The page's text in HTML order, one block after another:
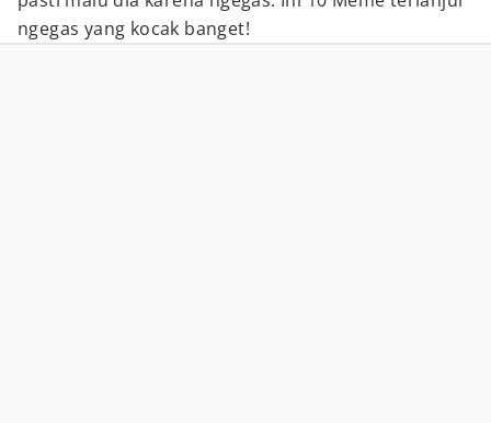
ngegas yang kocak banget!